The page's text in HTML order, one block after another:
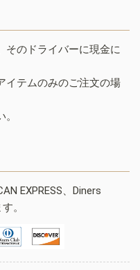
そのドライバーに現金に
イテムのみのご注文の場
EXPRESS、Diners
。